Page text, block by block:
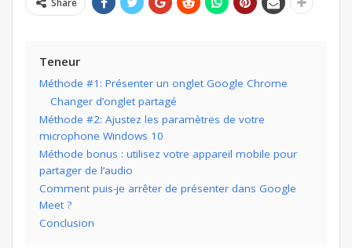
Share
Teneur
Méthode #1: Présenter un onglet Google Chrome
Changer d’onglet partagé
Méthode #2: Ajustez les paramètres de votre
microphone Windows 10
Méthode bonus : utilisez votre appareil mobile pour
partager de l’audio
Comment puis-je arrêter de présenter dans Google
Meet ?
Conclusion